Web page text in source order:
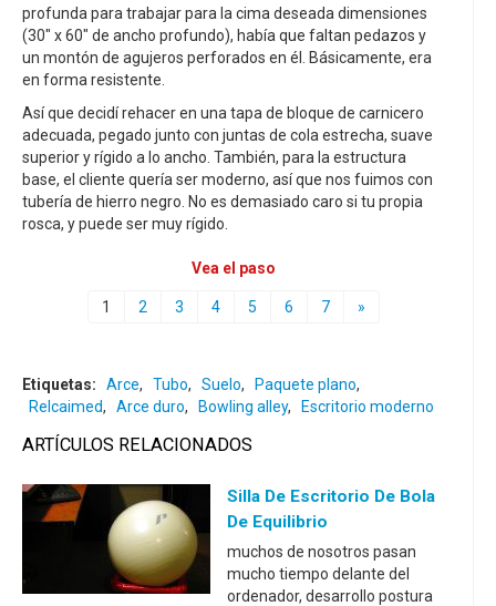
profunda para trabajar para la cima deseada dimensiones
(30" x 60" de ancho profundo), había que faltan pedazos y
un montón de agujeros perforados en él. Básicamente, era
en forma resistente.
Así que decidí rehacer en una tapa de bloque de carnicero
adecuada, pegado junto con juntas de cola estrecha, suave
superior y rígido a lo ancho. También, para la estructura
base, el cliente quería ser moderno, así que nos fuimos con
tubería de hierro negro. No es demasiado caro si tu propia
rosca, y puede ser muy rígido.
Vea el paso
1 2 3 4 5 6 7 »
Etiquetas: Arce, Tubo, Suelo, Paquete plano,
Relcaimed, Arce duro, Bowling alley, Escritorio moderno
ARTÍCULOS RELACIONADOS
Silla De Escritorio De Bola
De Equilibrio
muchos de nosotros pasan
mucho tiempo delante del
ordenador, desarrollo postura